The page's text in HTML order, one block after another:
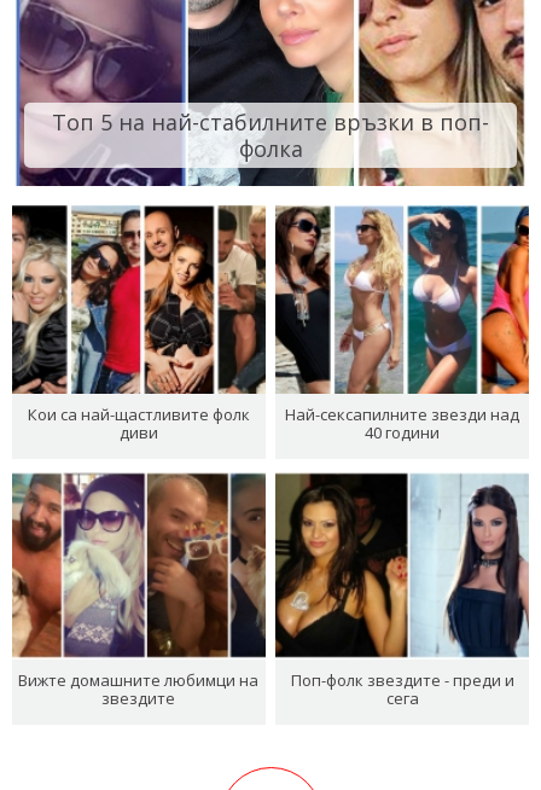
Топ 5 на най-стабилните връзки в поп-
фолка
Кои са най-щастливите фолк
диви
Най-сексапилните звезди над
40 години
Вижте домашните любимци на
звездите
Поп-фолк звездите - преди и
сега